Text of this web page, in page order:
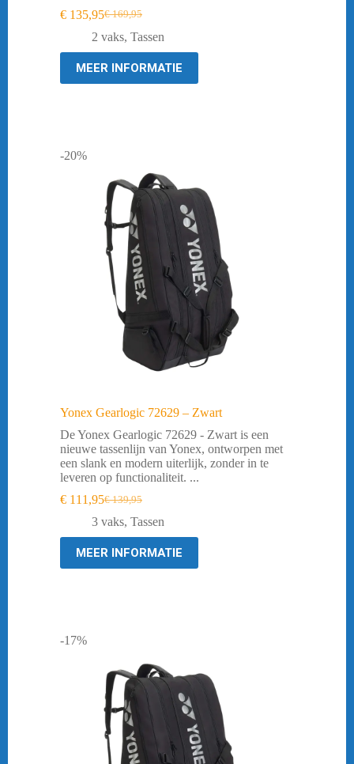
€169,95
Oorspronkelijke
prijs
€ 169,95.
€ 135,95Huidige
prijs
€ 135,95.
2 vaks, Tassen
MEER INFORMATIE
-20%
Yonex Gearlogic 72629 – Zwart
De Yonex Gearlogic 72629 - Zwart is een
nieuwe tassenlijn van Yonex, ontworpen met
een slank en modern uiterlijk, zonder in te
leveren op functionaliteit. ...
€139,95
Oorspronkelijke
prijs
was:
€ 139,95.
€ 111,95Huidige
prijs
is:
€ 111,95.
3 vaks, Tassen
MEER INFORMATIE
-17%